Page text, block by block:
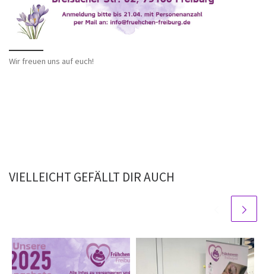
Wir freuen uns auf euch!
VIELLEICHT GEFÄLLT DIR AUCH